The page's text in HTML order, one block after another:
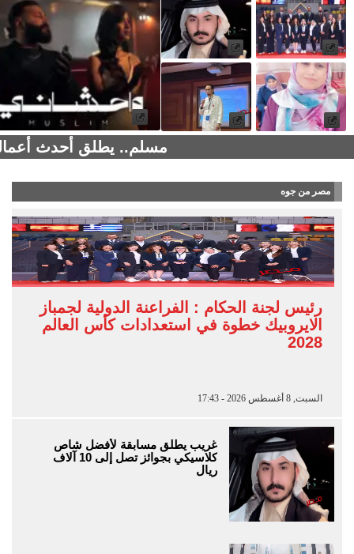
مسلم.. يطلق أحدث
مصر من جوه
رئيس لجنة الحكام : الفراعنة الدولية لجمباز
الايروبيك خطوة في استعدادات كأس العالم
2028
السبت, 8 أغسطس 2026 - 17:43
غريب يطلق مسابقة لأفضل شاص
كلاسيكي بجوائز تصل إلى 10 آلاف
ريال